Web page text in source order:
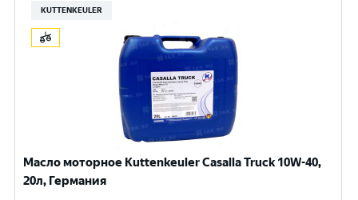
KUTTENKEULER
Масло моторное Kuttenkeuler Casalla Truck 10W-40,
20л, Германия